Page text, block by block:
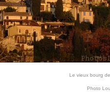
Le vieux bourg
Photo